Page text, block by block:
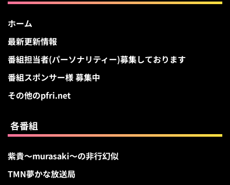
ホーム
最新更新情報
番組担当者(パーソナリティー)募集しております
番組スポンサー様 募集中
その他のpfri.net
各番組
紫貴～murasaki～の非行幻似
TMN夢かな放送局